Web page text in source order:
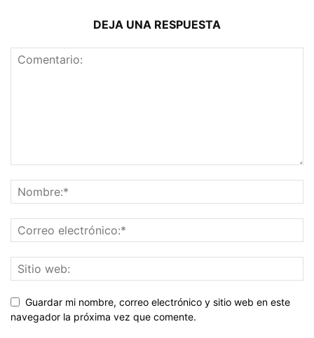
DEJA UNA RESPUESTA
Guardar mi nombre, correo electrónico y sitio web en este
navegador la próxima vez que comente.